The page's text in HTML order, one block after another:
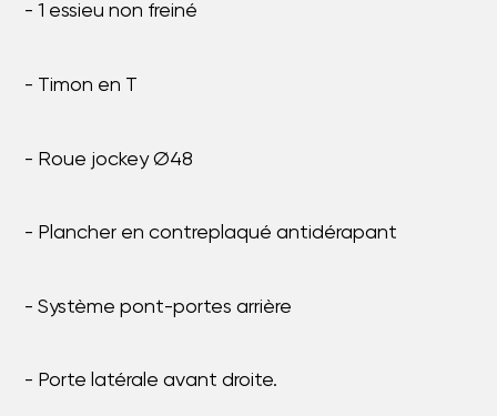
- 1 essieu non freiné
- Timon en T
- Roue jockey Ø48
- Plancher en contreplaqué antidérapant
- Système pont-portes arrière
- Porte latérale avant droite.